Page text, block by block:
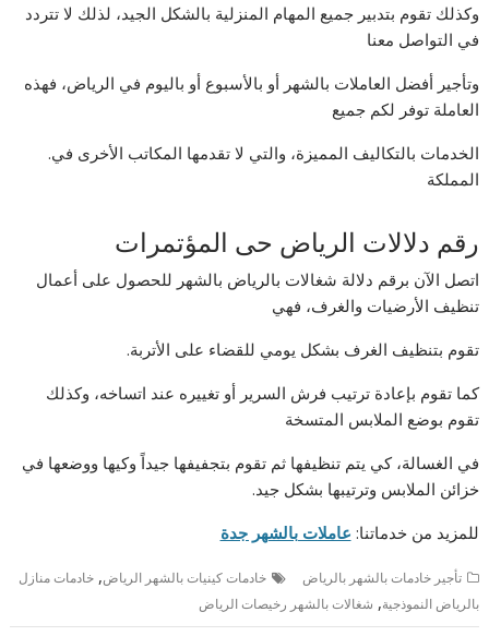
وكذلك تقوم بتدبير جميع المهام المنزلية بالشكل الجيد، لذلك لا تتردد
في التواصل معنا
وتأجير أفضل العاملات بالشهر أو بالأسبوع أو باليوم في الرياض، فهذه
العاملة توفر لكم جميع
الخدمات بالتكاليف المميزة، والتي لا تقدمها المكاتب الأخرى في.
المملكة
رقم دلالات الرياض حى المؤتمرات
اتصل الآن برقم دلالة شغالات بالرياض بالشهر للحصول على أعمال
تنظيف الأرضيات والغرف، فهي
تقوم بتنظيف الغرف بشكل يومي للقضاء على الأتربة.
كما تقوم بإعادة ترتيب فرش السرير أو تغييره عند اتساخه، وكذلك
تقوم بوضع الملابس المتسخة
في الغسالة، كي يتم تنظيفها ثم تقوم بتجفيفها جيداً وكيها ووضعها في
خزائن الملابس وترتيبها بشكل جيد.
للمزيد من خدماتنا: عاملات بالشهر جدة
تأجير خادمات بالشهر بالرياض خادمات كينيات بالشهر الرياض,خادمات منازل
بالرياض النموذجية, شغالات بالشهر رخيصات الرياض